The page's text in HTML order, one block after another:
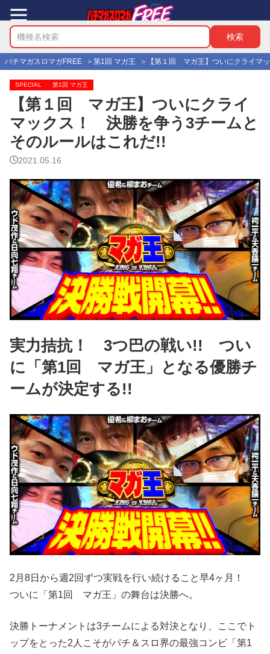
パチマガスロマガFREE 第1回 マガ王 【第１回 マガ王】ついにクライマ
SPECIAL 第1回 マガ王
【第１回 マガ王】ついにクライ
マックス！ 決勝を争う3チームと
そのルールはこれだ!!
2021.05.16
実力拮抗！ 3つ巴の戦い!! つい
に「第1回 マガ王」となる優勝チ
ームが決定する!!
2月8日から週2回ずつ実戦を行い続けること早4ヶ月！
ついに「第1回 マガ王」の舞台は決勝へ。
決勝トーナメントは3チームによる対決となり、ここでト
ップをとった2人こそがパチ＆スロ界の最強コンビ「第1